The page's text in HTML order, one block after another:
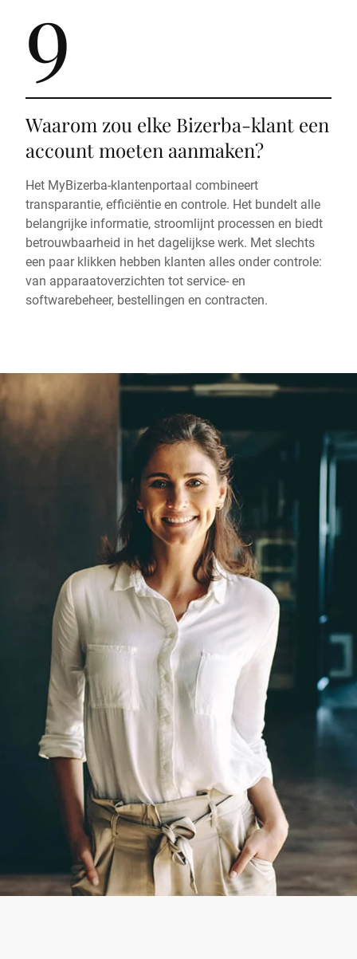
9
Waarom zou elke Bizerba-klant een
account moeten aanmaken?
Het MyBizerba-klantenportaal combineert
transparantie, efficiëntie en controle. Het bundelt alle
belangrijke informatie, stroomlijnt processen en biedt
betrouwbaarheid in het dagelijkse werk. Met slechts
een paar klikken hebben klanten alles onder controle:
van apparaatoverzichten tot service- en
softwarebeheer, bestellingen en contracten.